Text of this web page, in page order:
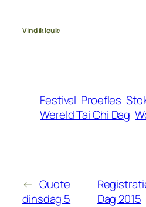
Vind ik leuk:
Festival Proefles
Wereld Tai Chi Dag
← Quote
dinsdag 5
Dag 2015